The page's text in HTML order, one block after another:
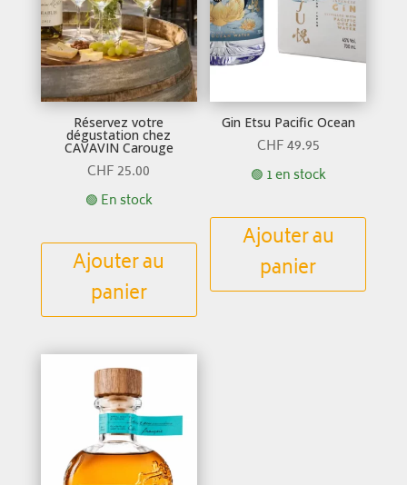
Réservez votre
dégustation chez
CAVAVIN Carouge
CHF25.00
🟢 En stock
Ajouter au
panier
Gin Etsu Pacific Ocean
CHF49.95
🟢 1 en stock
Ajouter au
panier